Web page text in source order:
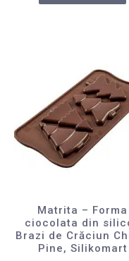
Matrita – Forma
ciocolata din
Brazi de Crăciun
Pine, Silikomart